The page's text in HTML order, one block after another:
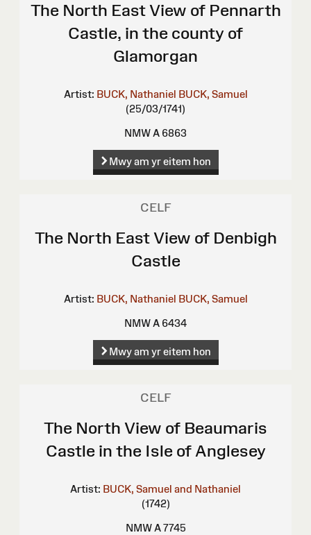
The North East View of Pennarth
Castle, in the county of
Glamorgan
Artist: BUCK, Nathaniel BUCK, Samuel
(25/03/1741)
NMW A 6863
Mwy am yr eitem hon
CELF
The North East View of Denbigh
Castle
Artist: BUCK, Nathaniel BUCK, Samuel
NMW A 6434
Mwy am yr eitem hon
CELF
The North View of Beaumaris
Castle in the Isle of Anglesey
Artist: BUCK, Samuel and Nathaniel
(1742)
NMW A 7745